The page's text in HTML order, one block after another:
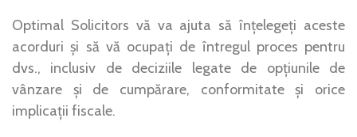
Optimal Solicitors vă va ajuta să înțelegeți aceste
acorduri și să vă ocupați de întregul proces pentru
dvs., inclusiv de deciziile legate de opțiunile de
vânzare și de cumpărare, conformitate și orice
implicații fiscale.